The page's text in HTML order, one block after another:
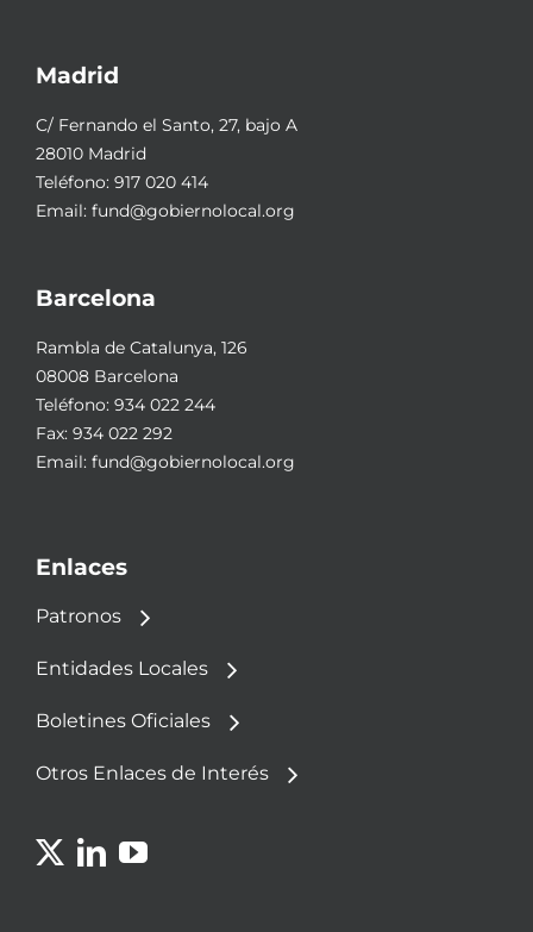
Madrid
C/ Fernando el Santo, 27, bajo A
28010 Madrid
Teléfono: 917 020 414
Email: fund@gobiernolocal.org
Barcelona
Rambla de Catalunya, 126
08008 Barcelona
Teléfono: 934 022 244
Fax: 934 022 292
Email: fund@gobiernolocal.org
Enlaces
Patronos
Entidades Locales
Boletines Oficiales
Otros Enlaces de Interés